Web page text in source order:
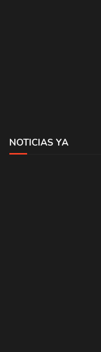
NOTICIAS YA